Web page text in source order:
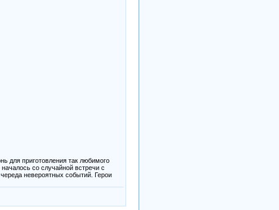
для приготовления так любимого
со случайной встречи с
невероятных событий. Герои